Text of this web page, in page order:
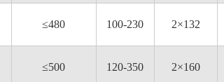
≤480 100-230 2×132
≤500 120-350 2×160